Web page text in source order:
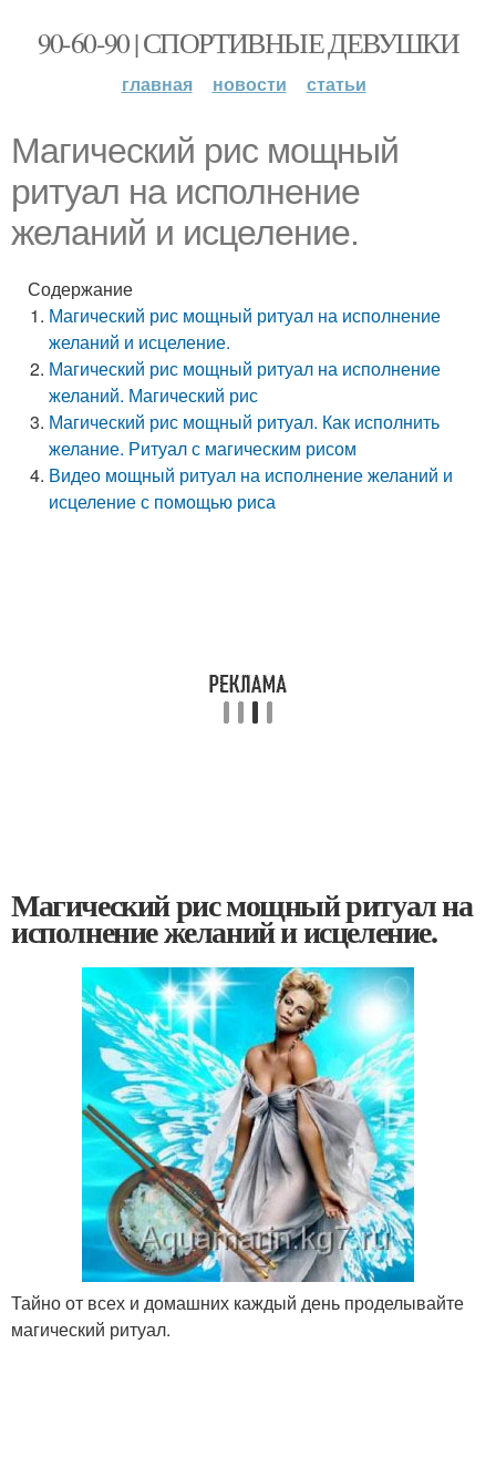
90-60-90 | СПОРТИВНЫЕ ДЕВУШКИ
главная новости статьи
Магический рис мощный
ритуал на исполнение
желаний и исцеление.
Содержание
Магический рис мощный ритуал на исполнение
желаний и исцеление.
Магический рис мощный ритуал на исполнение
желаний. Магический рис
Магический рис мощный ритуал. Как исполнить
желание. Ритуал с магическим рисом
Видео мощный ритуал на исполнение желаний и
исцеление с помощью риса
Магический рис мощный ритуал на
исполнение желаний и исцеление.
Тайно от всех и домашних каждый день проделывайте
магический ритуал.